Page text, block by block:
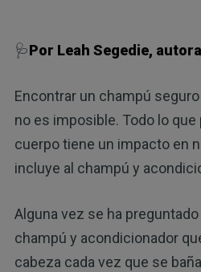
🩺Por Leah Segedie,
Encontrar un champú
no es imposible. Todo lo
cuerpo tiene un impacto en
incluye al champú y
Alguna vez se ha
champú y acondicionador
cabeza cada vez que se